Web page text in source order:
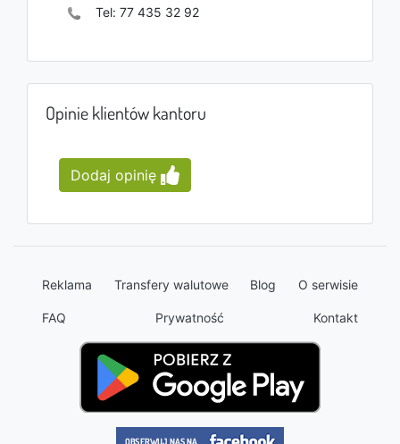
Tel: 77 435 32 92
Opinie klientów kantoru
Dodaj opinię
Reklama Transfery walutowe Blog O serwisie
FAQ Prywatność Kontakt